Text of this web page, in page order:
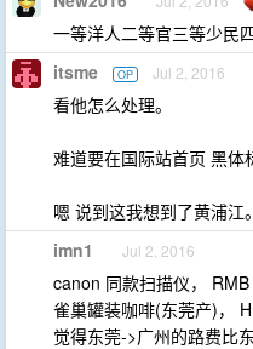
一等洋人二等官三等少民
itsme OP Jul 2, 2016
看他怎么处理。
难道要在国际站首页 黑体
嗯 说到这我想到了黄浦江。
imn1 Jul 2, 2016
canon 同款扫描仪，
雀巢罐装咖啡(东莞产)，
觉得东莞->广州的路费比